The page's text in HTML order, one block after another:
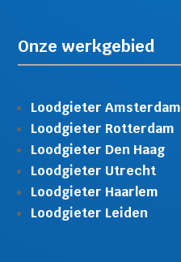
Onze werkgebied
Loodgieter Amsterdam
Loodgieter Rotterdam
Loodgieter Den Haag
Loodgieter Utrecht
Loodgieter Haarlem
Loodgieter Leiden